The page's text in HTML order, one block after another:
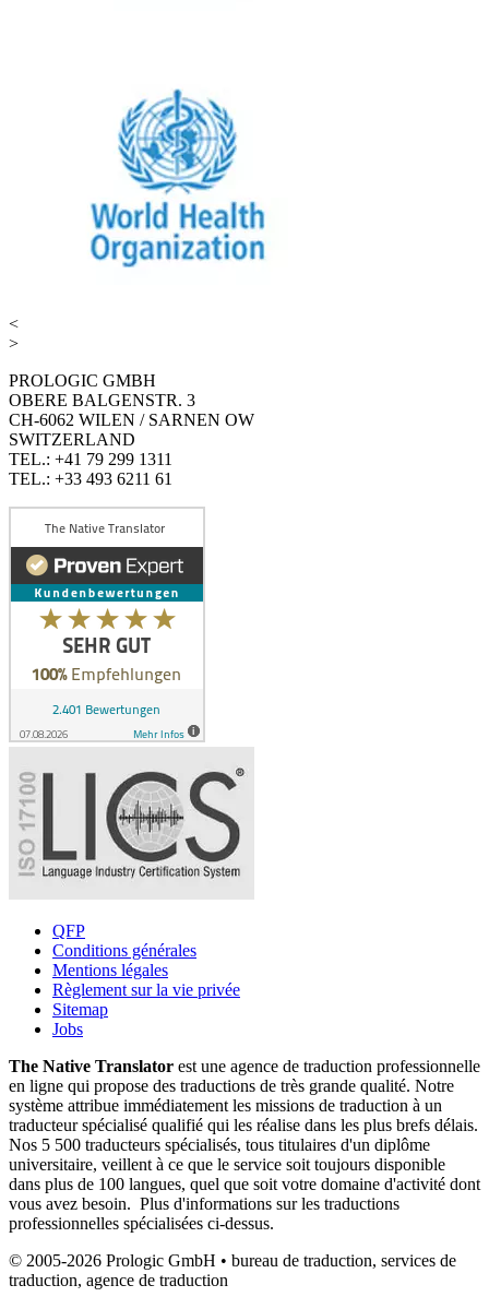
<
>
PROLOGIC GMBH
OBERE BALGENSTR. 3
CH-6062 WILEN / SARNEN OW
SWITZERLAND
TEL.: +41 79 299 1311
TEL.: +33 493 6211 61
QFP
Conditions générales
Mentions légales
Règlement sur la vie privée
Sitemap
Jobs
The Native Translator est une agence de traduction professionnelle
en ligne qui propose des traductions de très grande qualité. Notre
système attribue immédiatement les missions de traduction à un
traducteur spécialisé qualifié qui les réalise dans les plus brefs délais.
Nos 5 500 traducteurs spécialisés, tous titulaires d'un diplôme
universitaire, veillent à ce que le service soit toujours disponible
dans plus de 100 langues, quel que soit votre domaine d'activité dont
vous avez besoin. Plus d'informations sur les traductions
professionnelles spécialisées ci-dessus.
© 2005-2026 Prologic GmbH • bureau de traduction, services de
traduction, agence de traduction